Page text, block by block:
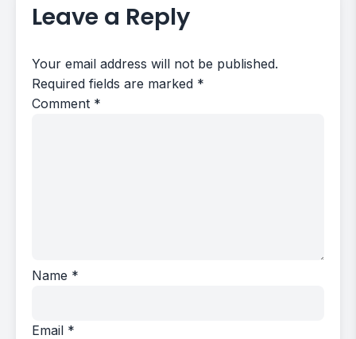
Leave a Reply
Your email address will not be published.
Required fields are marked *
Comment *
Name *
Email *